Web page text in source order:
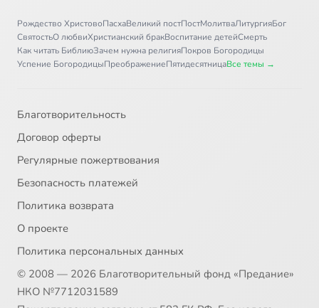
Рождество ХристовоПасхаВеликий постПостМолитваЛитургияБог
СвятостьО любвиХристианский бракВоспитание детейСмерть
Как читать БиблиюЗачем нужна религияПокров Богородицы
Успение БогородицыПреображениеПятидесятницаВсе темы →
Благотворительность
Договор оферты
Регулярные пожертвования
Безопасность платежей
Политика возврата
О проекте
Политика персональных данных
© 2008 — 2026 Благотворительный фонд «Предание»
НКО №7712031589